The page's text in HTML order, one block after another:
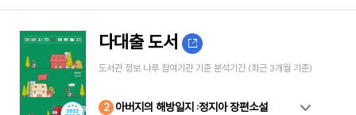
다대출 도서
도서관 정보 나루 참여기관 기준 분석기간 (최근 3개월 기준)
1
2 아버지의 해방일지 :정지아 장편소설
3
4
5
6
7
8
9
10